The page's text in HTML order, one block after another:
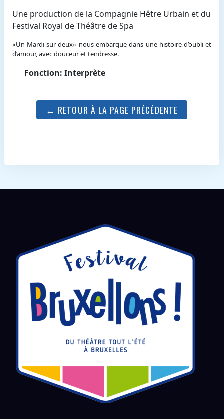
Une production de la Compagnie Hêtre Urbain et du
Festival Royal de Théâtre de Spa
«Un Mardi sur deux» nous embarque dans une histoire d’oubli et
d’amour, avec douceur et tendresse.
Fonction: Interprète
← RETOUR À LA PAGE PRÉCÉDENTE